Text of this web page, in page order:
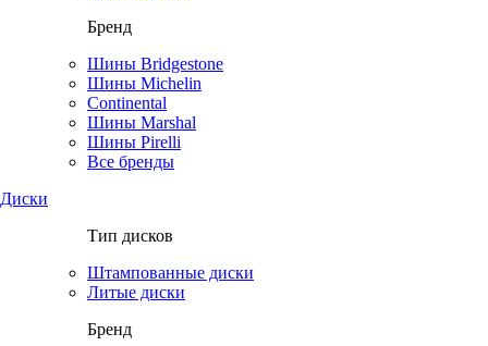
Бренд
Шины Bridgestone
Шины Michelin
Continental
Шины Marshal
Шины Pirelli
Все бренды
Диски
Тип дисков
Штампованные диски
Литые диски
Бренд